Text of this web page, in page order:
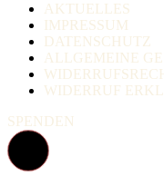
AKTUELLES
IMPRESSUM
DATENSCHUTZ
ALLGEMEINE
WIDERRUF
SPENDEN